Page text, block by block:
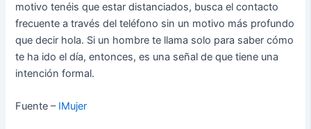
motivo tenéis que estar distanciados, busca el contacto
frecuente a través del teléfono sin un motivo más profundo
que decir hola. Si un hombre te llama solo para saber cómo
te ha ido el día, entonces, es una señal de que tiene una
intención formal.
Fuente – IMujer